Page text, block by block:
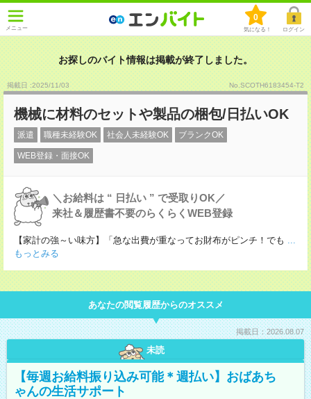
メニュー
0
気になる！ ログイン
お探しのバイト情報は掲載が終了しました。
掲載日 :2025/11/03 No.SCOTH6183454-T2
機械に材料のセットや製品の梱包/日払いOK
派遣 職種未経験OK 社会人未経験OK ブランクOK
WEB登録・面接OK
＼お給料は “ 日払い ” で受取りOK／
来社＆履歴書不要のらくらくWEB登録
【家計の強～い味方】「急な出費が重なってお財布がピンチ！でも ...
もっとみる
あなたの閲覧履歴からのオススメ
掲載日：2026.08.07
未読
【毎週お給料振り込み可能＊週払い】おばあち
ゃんの生活サポート